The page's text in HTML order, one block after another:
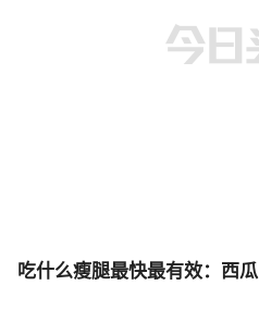
吃什么瘦腿最快最有效：西瓜